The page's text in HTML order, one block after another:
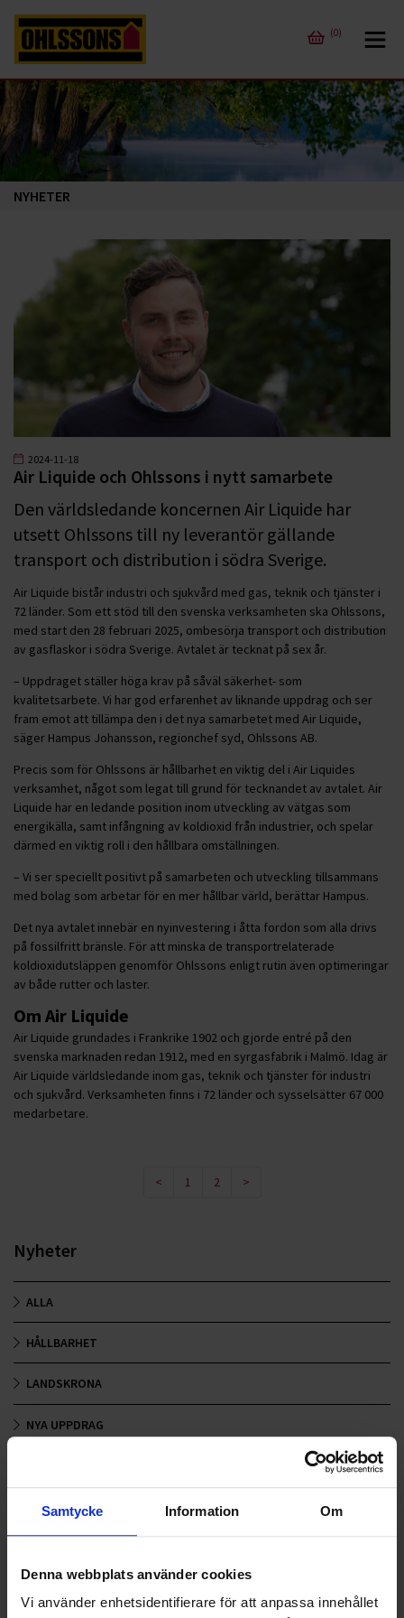
Samtycke Information Om
Denna webbplats använder cookies
Vi använder enhetsidentifierare för att anpassa innehållet
(0)
NYHETER
2024-11-18
Air Liquide och Ohlssons i nytt samarbete
Den världsledande koncernen Air Liquide har
utsett Ohlssons till ny leverantör gällande
transport och distribution i södra Sverige.
Air Liquide bistår industri och sjukvård med gas, teknik och tjänster i
72 länder. Som ett stöd till den svenska verksamheten ska Ohlssons,
med start den 28 februari 2025, ombesörja transport och distribution
av gasflaskor i södra Sverige. Avtalet är tecknat på sex år.
– Uppdraget ställer höga krav på såväl säkerhet- som
kvalitetsarbete. Vi har god erfarenhet av liknande uppdrag och ser
fram emot att tillämpa den i det nya samarbetet med Air Liquide,
säger Hampus Johansson, regionchef syd, Ohlssons AB.
Precis som för Ohlssons är hållbarhet en viktig del i Air Liquides
verksamhet, något som legat till grund för tecknandet av avtalet. Air
Liquide har en ledande position inom utveckling av vätgas som
energikälla, samt infångning av koldioxid från industrier, och spelar
därmed en viktig roll i den hållbara omställningen.
– Vi ser speciellt positivt på samarbeten och utveckling tillsammans
med bolag som arbetar för en mer hållbar värld, berättar Hampus.
Det nya avtalet innebär en nyinvestering i åtta fordon som alla drivs
på fossilfritt bränsle. För att minska de transportrelaterade
koldioxidutsläppen genomför Ohlssons enligt rutin även optimeringar
av både rutter och laster.
Om Air Liquide
Air Liquide grundades i Frankrike 1902 och gjorde entré på den
svenska marknaden redan 1912, med en syrgasfabrik i Malmö. Idag är
Air Liquide världsledande inom gas, teknik och tjänster för industri
och sjukvård. Verksamheten finns i 72 länder och sysselsätter 67 000
medarbetare.
< 1 2 >
Nyheter
ALLA
HÅLLBARHET
LANDSKRONA
NYA UPPDRAG
OHLSSONS REGION SYD